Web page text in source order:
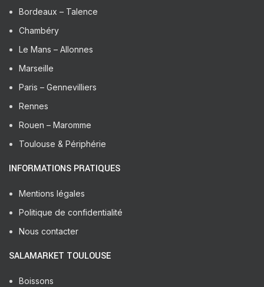
Bordeaux – Talence
Chambéry
Le Mans – Allonnes
Marseille
Paris – Gennevilliers
Rennes
Rouen – Maromme
Toulouse & Périphérie
INFORMATIONS PRATIQUES
Mentions légales
Politique de confidentialité
Nous contacter
SALAMARKET TOULOUSE
Boissons